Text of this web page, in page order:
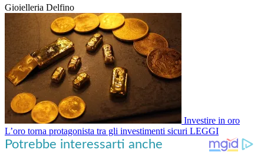
Gioielleria Delfino
Investire in oro
L’oro torna protagonista tra gli investimenti sicuri LEGGI